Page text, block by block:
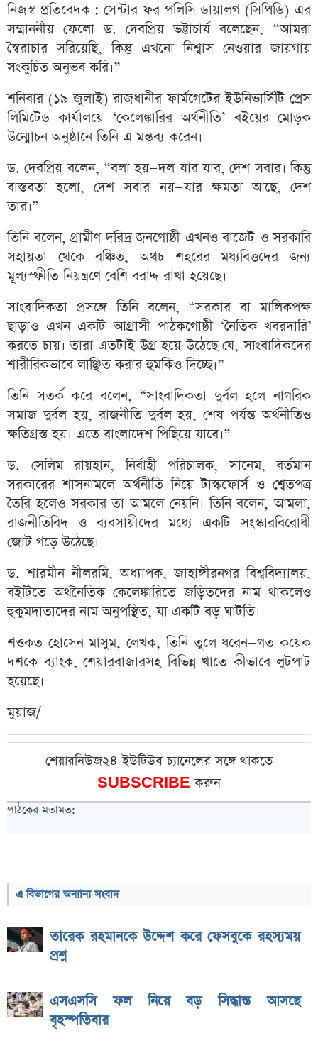
নিজস্ব প্রতিবেদক : সেন্টার ফর পলিসি ডায়ালগ (সিপিডি)-এর
সম্মাননীয় ফেলো ড. দেবপ্রিয় ভট্টাচার্য বলেছেন, “আমরা
স্বৈরাচার সরিয়েছি, কিন্তু এখনো নিশ্বাস নেওয়ার জায়গায়
সংকুচিত অনুভব করি।”
শনিবার (১৯ জুলাই) রাজধানীর ফার্মগেটের ইউনিভার্সিটি প্রেস
লিমিটেড কার্যালয়ে ‘কেলেঙ্কারির অর্থনীতি’ বইয়ের মোড়ক
উন্মোচন অনুষ্ঠানে তিনি এ মন্তব্য করেন।
ড. দেবপ্রিয় বলেন, “বলা হয়—দল যার যার, দেশ সবার। কিন্তু
বাস্তবতা হলো, দেশ সবার নয়—যার ক্ষমতা আছে, দেশ
তার।”
তিনি বলেন, গ্রামীণ দরিদ্র জনগোষ্ঠী এখনও বাজেট ও সরকারি
সহায়তা থেকে বঞ্চিত, অথচ শহরের মধ্যবিত্তদের জন্য
মূল্যস্ফীতি নিয়ন্ত্রণে বেশি বরাদ্দ রাখা হয়েছে।
সাংবাদিকতা প্রসঙ্গে তিনি বলেন, “সরকার বা মালিকপক্ষ
ছাড়াও এখন একটি আগ্রাসী পাঠকগোষ্ঠী ‘নৈতিক খবরদারি’
করতে চায়। তারা এতটাই উগ্র হয়ে উঠেছে যে, সাংবাদিকদের
শারীরিকভাবে লাঞ্ছিত করার হুমকিও দিচ্ছে।”
তিনি সতর্ক করে বলেন, “সাংবাদিকতা দুর্বল হলে নাগরিক
সমাজ দুর্বল হয়, রাজনীতি দুর্বল হয়, শেষ পর্যন্ত অর্থনীতিও
ক্ষতিগ্রস্ত হয়। এতে বাংলাদেশ পিছিয়ে যাবে।”
ড. সেলিম রায়হান, নির্বাহী পরিচালক, সানেম, বর্তমান
সরকারের শাসনামলে অর্থনীতি নিয়ে টাস্কফোর্স ও শ্বেতপত্র
তৈরি হলেও সরকার তা আমলে নেয়নি। তিনি বলেন, আমলা,
রাজনীতিবিদ ও ব্যবসায়ীদের মধ্যে একটি সংস্কারবিরোধী
জোট গড়ে উঠেছে।
ড. শারমীন নীলরমি, অধ্যাপক, জাহাঙ্গীরনগর বিশ্ববিদ্যালয়,
বইটিতে অর্থনৈতিক কেলেঙ্কারিতে জড়িতদের নাম থাকলেও
হুকুমদাতাদের নাম অনুপস্থিত, যা একটি বড় ঘাটতি।
শওকত হোসেন মাসুম, লেখক, তিনি তুলে ধরেন—গত কয়েক
দশকে ব্যাংক, শেয়ারবাজারসহ বিভিন্ন খাতে কীভাবে লুটপাট
হয়েছে।
মুয়াজ/
শেয়ারনিউজ২৪ ইউটিউব চ্যানেলের সঙ্গে থাকতে
SUBSCRIBEকরুন
পাঠকের মতামত:
এ বিভাগের অন্যান্য সংবাদ
তারেক রহমানকে উদ্দেশ করে ফেসবুকে রহস্যময়
প্রশ্ন
এসএসসি ফল নিয়ে বড় সিদ্ধান্ত আসছে
বৃহস্পতিবার